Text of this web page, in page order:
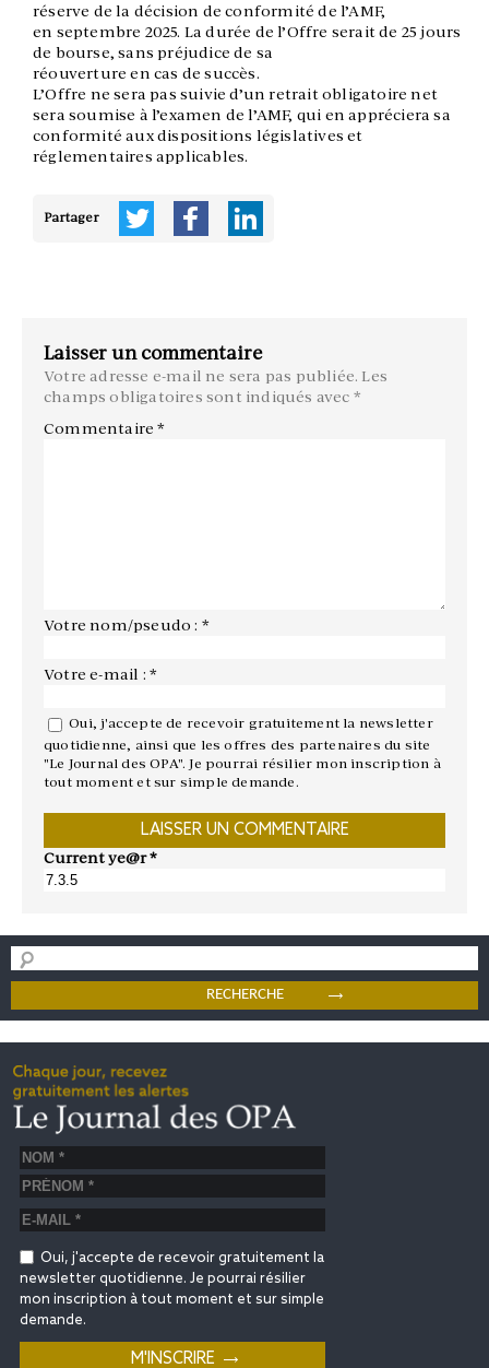
réserve de la décision de conformité de l’AMF,
en septembre 2025. La durée de l’Offre serait de 25 jours
de bourse, sans préjudice de sa
réouverture en cas de succès.
L’Offre ne sera pas suivie d’un retrait obligatoire net
sera soumise à l’examen de l’AMF, qui en appréciera sa
conformité aux dispositions législatives et
réglementaires applicables.
Partager
Laisser un commentaire
Votre adresse e-mail ne sera pas publiée. Les
champs obligatoires sont indiqués avec *
Commentaire*
Votre nom/pseudo : *
Votre e-mail : *
Oui, j'accepte de recevoir gratuitement la newsletter
quotidienne, ainsi que les offres des partenaires du site
"Le Journal des OPA". Je pourrai résilier mon inscription à
tout moment et sur simple demande.
Current ye@r*
Oui, j'accepte de recevoir gratuitement la
newsletter quotidienne. Je pourrai résilier
mon inscription à tout moment et sur simple
demande.